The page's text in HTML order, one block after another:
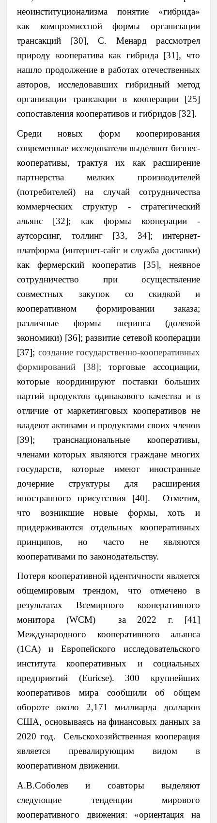
неоинституционализма понятие «гибрида»
как компромиссной формы организации
трансакций [30], С. Менард рассмотрел
природу кооператива как гибрида [31], что
нашло продолжение в работах отечественных
авторов, исследовавших гибридный метод
организации трансакции в кооперации [25]
сопоставления кооперативов и гибридов [32].
Среди новых форм кооперирования
современные исследователи выделяют бизнес-
кооперативы, трактуя их как расширение
партнерства мелких производителей
(потребителей) на случай сотрудничества
коммерческих структур - стратегический
альянс [32]; как формы кооперации -
аутсорсинг, толлинг [33, 34]; интернет-
платформа (интернет-сайт и служба доставки)
как фермерский кооператив [35], неявное
сотрудничество при осуществление
совместных закупок со скидкой и
кооперативном формировании заказа;
различные формы шеринга (долевой
экономики) [36]; развитие сетевой кооперации
[37]; создание государственно-кооперативных
формирований [38];торговые ассоциации,
которые координируют поставки больших
партий продуктов одинакового качества и в
отличие от маркетинговых кооперативов не
владеют активами и продуктами своих членов
[39]; транснациональные кооперативы,
членами которых являются граждане многих
государств, которые имеют иностранные
дочерние структуры для расширения
иностранного присутствия [40]. Отметим,
что возникшие новые формы, хоть и
придерживаются отдельных кооперативных
принципов, но часто не являются
кооперативами по законодательству.
Потеря кооперативной идентичности является
общемировым трендом, что отмечено в
результатах Всемирного кооперативного
монитора (WCM) за 2022 г. [41]
Международного кооперативного альянса
(1CА) и Европейского исследовательского
института кооперативных и социальных
предприятий (Euricse). 300 крупнейших
кооперативов мира сообщили об общем
обороте около 2,171 миллиарда долларов
США, основываясь на финансовых данных за
2020 год. Сельскохозяйственная кооперация
является превалирующим видом в
кооперативном движении.
А.В.Соболев и соавторы выделяют
следующие тенденции мирового
кооперативного движения: «ориентация на